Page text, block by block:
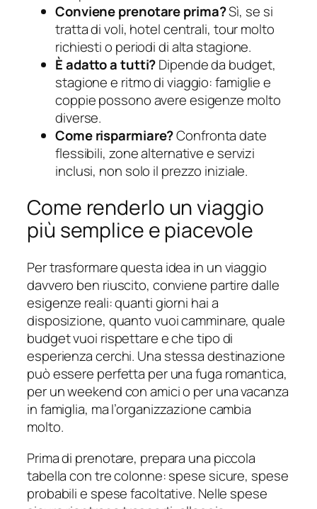
Conviene prenotare prima?Sì, se si
tratta di voli, hotel centrali, tour molto
richiesti o periodi di alta stagione.
È adatto a tutti?Dipende da budget,
stagione e ritmo di viaggio: famiglie e
coppie possono avere esigenze molto
diverse.
Come risparmiare?Confronta date
flessibili, zone alternative e servizi
inclusi, non solo il prezzo iniziale.
Come renderlo un viaggio
più semplice e piacevole
Per trasformare questa idea in un viaggio
davvero ben riuscito, conviene partire dalle
esigenze reali: quanti giorni hai a
disposizione, quanto vuoi camminare, quale
budget vuoi rispettare e che tipo di
esperienza cerchi. Una stessa destinazione
può essere perfetta per una fuga romantica,
per un weekend con amici o per una vacanza
in famiglia, ma l’organizzazione cambia
molto.
Prima di prenotare, prepara una piccola
tabella con tre colonne: spese sicure, spese
probabili e spese facoltative. Nelle spese